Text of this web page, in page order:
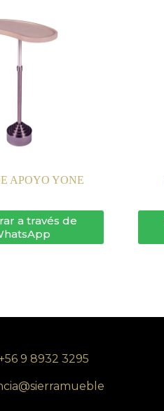
APOYO YONE
a través de
9 8932 3295